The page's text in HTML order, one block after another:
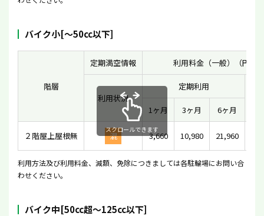
バイク小[〜50cc以下]
階層
定期満空情報 利用料金（一般）（円）
利用状況
定期利用
1ヶ月
3ヶ月 6ヶ月
２階屋上屋根無 混 3,660 10,980 21,960
スクロールできます
利用方法及び利用料金、減額、免除につきましては各駐輪場にお問い合
わせください。
バイク中[50cc超〜125cc以下]